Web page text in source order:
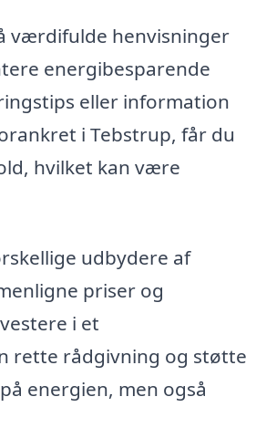
værdifulde henvisninger
energibesparende
eller information
i Tebstrup, får du
hvilket kan være
udbydere af
priser og
i et
rette rådgivning og støtte
energien, men også